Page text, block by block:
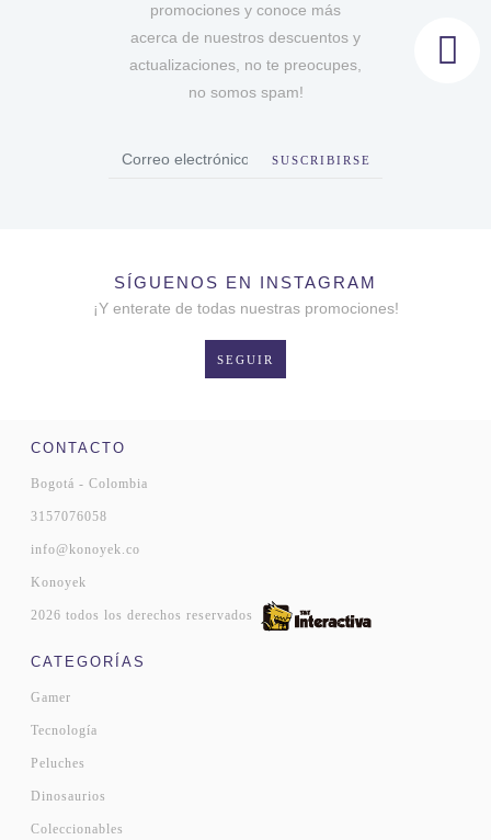
promociones y conoce más
acerca de nuestros descuentos y
actualizaciones, no te preocupes,
no somos spam!
SUSCRIBIRSE
SÍGUENOS EN INSTAGRAM
¡Y enterate de todas nuestras promociones!
SEGUIR
CONTACTO
Bogotá - Colombia
3157076058
info@konoyek.co
Konoyek
2026 todos los derechos reservados
CATEGORÍAS
Gamer
Tecnología
Peluches
Dinosaurios
Coleccionables